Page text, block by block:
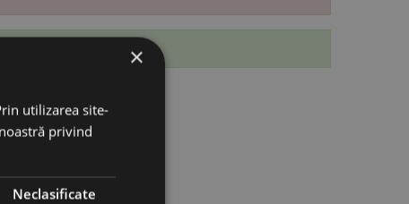
×
utilizarea site-
privind
Neclasificate